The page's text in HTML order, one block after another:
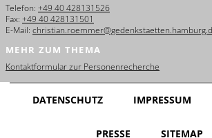
Français
Dansk
Español
Italiano
Telefon: +49 40 428131526
Fax: +49 40 428131501
E-Mail:
MEHR ZUM THEMA
Kontaktformular zur Personenrecherche
DATENSCHUTZ IMPRESSUM
PRESSE SITEMAP